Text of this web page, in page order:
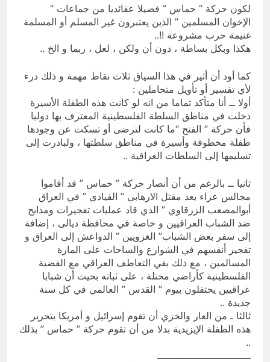
لكون حركة ” حماس ” فصيلا عقائديا من جماعات ”
الإخوان المسلمين ” الذين يعتبرون غير المسلم أو المسلمة
غنيمة حرب مشروعة !!..
هكذا وبكل بساطة ، دون أن ولكن ، لعل ، ربما و الخ ..
كما أود أن أثير في هذا السياق ثلاث نقاط مهمة و ذلك درء
لأي تفسير أو تأويل متحاملين :
أولا ــ أنا متأكد تماما من انه لو كانت هذه الطفلة الأسيرة
دخلت في مناطق السلطة الفلسطينية المعترف بها دوليا
فأن حركة ” الفتح “ما كانت لترضى أو تسكت عن وجودها
طفلة مخطوفة وأسيرة في مناطق سلطتها ، ولبادرت إلى
تسليمها إلى السلطات العراقية ..
ثانيا ــ بالرغم من أن أنصار حركة ” حماس ” قد أقاموا
مجالس عزاء بعد مقتل الارهابي ” القيادي ” في العراق
أبوالمصعب الزرقاوي ” الذي قاد عمليات تفجيرات ومذابح
ضد الشباب العراقيين و خاصة في محافظة ديالى ، إضافة
إلى سفر بعض الشباب” الغزويين ” الدواعش إلى العراق و
تفجير أنفسهم في الشوارع والساحات على المارة
المسالمين ، مع ذلك بقي التعاطف العراقي مع القضية
الفلسطينية كأراضي محتلة ، على ثباته بحيث أن شبابا
عراقيين يحتفلون بيوم ” القدس ” العالمي في كل سنة
جديدة ..
ثالثا ـ من العار والخزي أن تقوم إسرائيل و أمريكا بتحرير
هذه الطفلة الإيزيدية بدلا من أن تقوم حركة ” حماس ” بذلك
..
ـــــــــــــــــــــــــــــــ